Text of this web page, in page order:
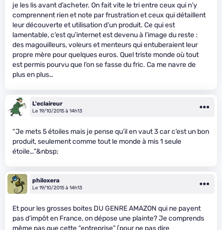
je les lis avant d’acheter. On fait vite le tri entre ceux qui n’y
comprennent rien et note par frustration et ceux qui détaillent
leur découverte et utilisation d’un produit. Ce qui est
lamentable, c’est qu’internet est devenu à l’image du reste :
des magouilleurs, voleurs et menteurs qui entuberaient leur
propre mère pour quelques euros. Quel triste monde où tout
est permis pourvu que l’on se fasse du fric. Ca me navre de
plus en plus…
L'eclaireur
Le 19/10/2015 à 14h13
“Je mets 5 étoiles mais je pense qu’il en vaut 3 car c’est un bon
produit, seulement comme tout le monde à mis 1 seule
étoile…”&nbsp;
philoxera
Le 19/10/2015 à 14h13
Et pour les grosses boites DU GENRE AMAZON qui ne payent
pas d’impôt en France, on dépose une plainte? Je comprends
même pas que cette “entreprise” (pour ne pas dire